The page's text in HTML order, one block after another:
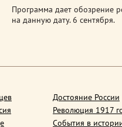
Программа дает обозрение
на данную дату. 6 сентября.
Достояние России
Революция 1917
События в